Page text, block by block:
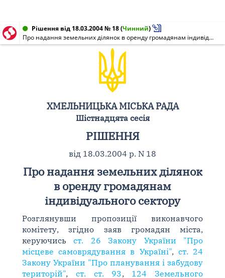
Рішення від 18.03.2004 № 18(Чинний)
Про надання земельних ділянок в оренду громадянам індивідуального сектору
ХМЕЛЬНИЦЬКА МІСЬКА РАДА
Шістнадцята сесія
РІШЕННЯ
від 18.03.2004 р. N 18
Про надання земельних ділянок
в оренду громадянам
індивідуального сектору
Розглянувши пропозиції виконавчого
комітету, згідно заяв громадян міста,
керуючисьст. 26 Закону України "Про
місцеве самоврядування в Україні",ст. 24
Закону України "Про планування і забудову
територій", ст. ст. 93, 124 Земельного